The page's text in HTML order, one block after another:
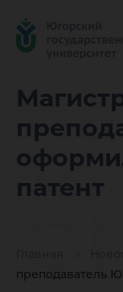
патент
преподаватель